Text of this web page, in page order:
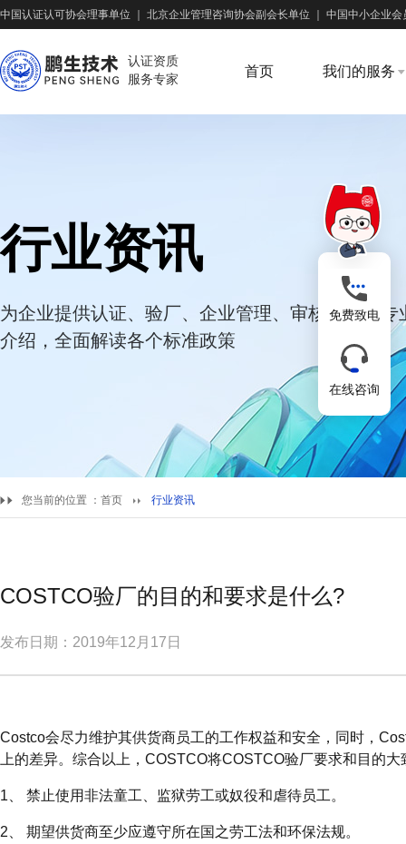
中国认证认可协会理事单位 北京企业管理咨询协会副会长单位 中国中小企业会
认证资质
服务专家
首页 我们的服务
行业资讯
为企业提供认证、验厂、企业管理、审核培训等专
介绍，全面解读各个标准政策
您当前的位置 ： 首页 行业资讯
COSTCO验厂的目的和要求是什么?
发布日期：2019年12月17日
Costco会尽力维护其供货商员工的工作权益和安全，同时，
上的差异。综合以上，COSTCO将COSTCO验厂要求和目的
1、 禁止使用非法童工、监狱劳工或奴役和虐待员工。
2、 期望供货商至少应遵守所在国之劳工法和环保法规。
免费致电
在线咨询